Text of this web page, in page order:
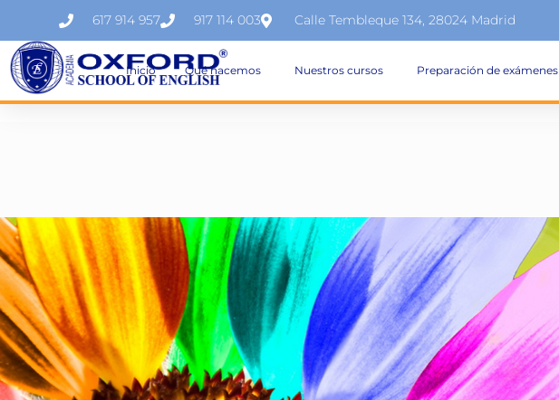
617 914 957 917 114 003 Calle Tembleque 134, 28024 Madrid
Inicio Qué hacemos Nuestros cursos Preparación de exámenes